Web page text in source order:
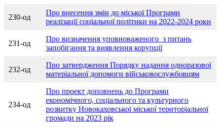
230-од
Про внесення змін до міської Програми
реалізації соціальної політики на 2022-2024 роки
231-од
Про визначення уповноваженого з питань
запобігання та виявлення корупції
232-од
Про затвердження Порядку надання одноразової
матеріальної допомоги військовослужбовцям
234-од
Про проект доповнень до Програми
економічного, соціального та культурного
розвитку Новокаховської міської територіальної
громади на 2023 рік